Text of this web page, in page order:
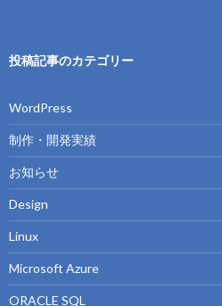
投稿記事のカテゴリー
WordPress
制作・開発実績
お知らせ
Design
Linux
Microsoft Azure
ORACLE SQL